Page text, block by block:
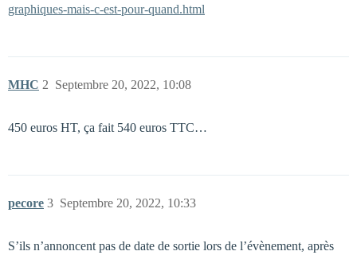
graphiques-mais-c-est-pour-quand.html
MHC Septembre 20, 2022, 10:08
2
450 euros HT, ça fait 540 euros TTC…
pecore Septembre 20, 2022, 10:33
3
S’ils n’annoncent pas de date de sortie lors de l’évènement, après